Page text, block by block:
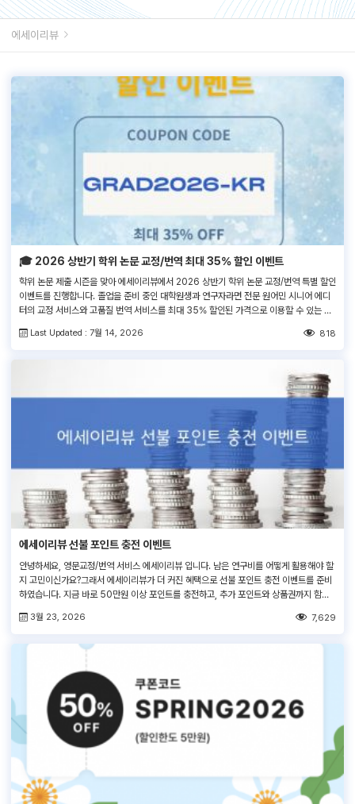
에세이리뷰
🎓 2026 상반기 학위 논문 교정/번역 최대 35% 할인 이벤트
학위 논문 제출 시즌을 맞아 에세이리뷰에서 2026 상반기 학위 논문 교정/번역 특별 할인
이벤트를 진행합니다. 졸업을 준비 중인 대학원생과 연구자라면 전문 원어민 시니어 에디
터의 교정 서비스와 고품질 번역 서비스를 최대 35% 할인된 가격으로 이용할 수 있는 이
‘쿠폰 코드 입력란’에 쿠폰 코드 […]
Last Updated : 7월 14, 2026 818
에세이리뷰 선불 포인트 충전 이벤트
안녕하세요, 영문교정/번역 서비스 에세이리뷰 입니다. 남은 연구비를 어떻게 활용해야 할
지 고민이신가요?그래서 에세이리뷰가 더 커진 혜택으로 선불 포인트 충전 이벤트를 준비
하였습니다. 지금 바로 50만원 이상 포인트를 충전하고, 추가 포인트와 상품권까지 함께
3월 23, 2026 7,629